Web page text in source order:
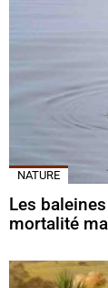
NATURE
Les
mortalité